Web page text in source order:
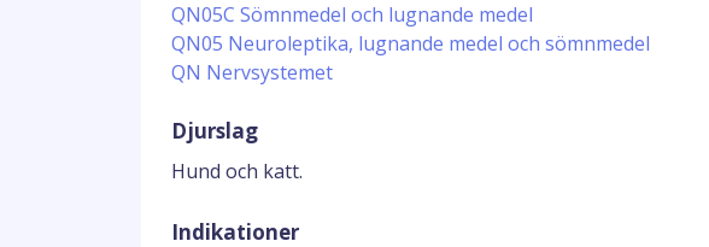
QN05C Sömnmedel och lugnande medel
QN05 Neuroleptika, lugnande medel och sömnmedel
QN Nervsystemet
Djurslag
Hund och katt.
Indikationer